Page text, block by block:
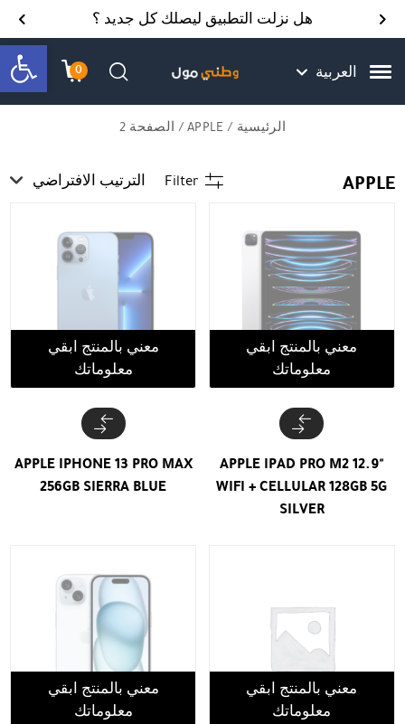
Skip to Content
Contact Us هل نزلت التطبيق ليصلك كل جديد ؟
العربية 0
עגלתחיפוש
الرئيسية /
APPLE/ الصفحة 2
APPLE
Filter الترتيب الافتراضي
معني بالمنتج ابقي
معلوماتك
APPLE IPAD PRO M2 12.9"
WIFI + CELLULAR 128GB 5G
SILVER
معني بالمنتج ابقي
معلوماتك
APPLE IPHONE 13 PRO MAX
256GB SIERRA BLUE
معني بالمنتج ابقي
معلوماتك
معني بالمنتج ابقي
معلوماتك
Back top top